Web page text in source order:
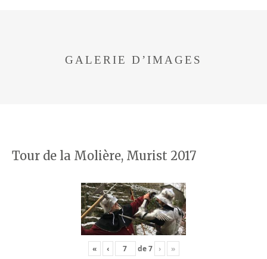
GALERIE D’IMAGES
Tour de la Molière, Murist 2017
« ‹ de7 › »